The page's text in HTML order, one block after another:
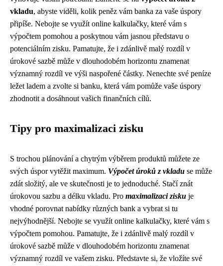
vkladu, abyste viděli, kolik peněz vám banka za vaše úspory
připíše. Nebojte se využít online kalkulačky, které vám s
výpočtem pomohou a poskytnou vám jasnou představu o
potenciálním zisku. Pamatujte, že i zdánlivě malý rozdíl v
úrokové sazbě může v dlouhodobém horizontu znamenat
významný rozdíl ve výši naspořené částky. Nenechte své peníze
ležet ladem a zvolte si banku, která vám pomůže vaše úspory
zhodnotit a dosáhnout vašich finančních cílů.
Tipy pro maximalizaci zisku
S trochou plánování a chytrým výběrem produktů můžete ze
svých úspor vytěžit maximum. Výpočet úroků z vkladu se může
zdát složitý, ale ve skutečnosti je to jednoduché. Stačí znát
úrokovou sazbu a délku vkladu. Pro maximalizaci zisku je
vhodné porovnat nabídky různých bank a vybrat si tu
nejvýhodnější. Nebojte se využít online kalkulačky, které vám s
výpočtem pomohou. Pamatujte, že i zdánlivě malý rozdíl v
úrokové sazbě může v dlouhodobém horizontu znamenat
významný rozdíl ve vašem zisku. Představte si, že vložíte své